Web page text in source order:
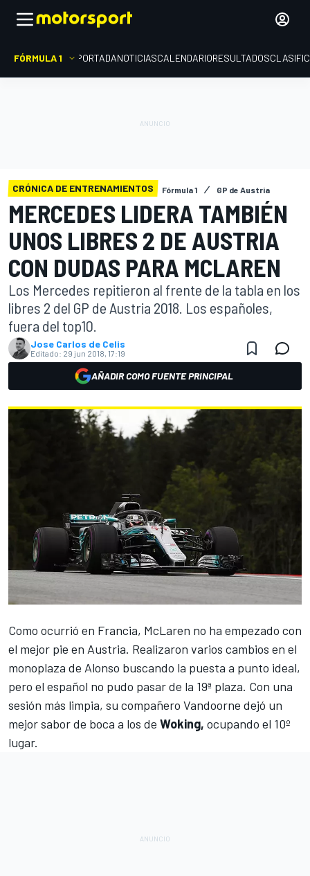
FÓRMULA 1 PORTADANOTICIASCALENDARIORESULTADOS
CRÓNICA DE ENTRENAMIENTOS Fórmula 1 GP de Austria
MERCEDES LIDERA TAMBIÉN
UNOS LIBRES 2 DE AUSTRIA
CON DUDAS PARA MCLAREN
Los Mercedes repitieron al frente de la tabla en los
libres 2 del GP de Austria 2018. Los españoles,
fuera del top10.
Jose Carlos de Celis
Editado: 29 jun 2018, 17:19
AÑADIR COMO FUENTE PRINCIPAL
Como ocurrió en Francia, McLaren no ha empezado con
el mejor pie en Austria. Realizaron varios cambios en el
monoplaza de Alonso buscando la puesta a punto ideal,
pero el español no pudo pasar de la 19ª plaza. Con una
sesión más limpia, su compañero Vandoorne dejó un
mejor sabor de boca a los de Woking, ocupando el 10º
lugar.